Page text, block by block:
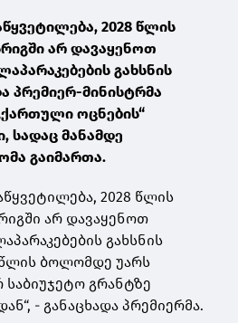
2028 წლის
არ დავაყენოთ
გახსნის
პრემიერ-მინისტრმა
ოცნების“
სადაც მანამდე
გაიმართა.
2028 წლის
არ დავაყენოთ
გახსნის
წლის ბოლომდე უარს
გრანტზე
- განაცხადა პრემიერმა.